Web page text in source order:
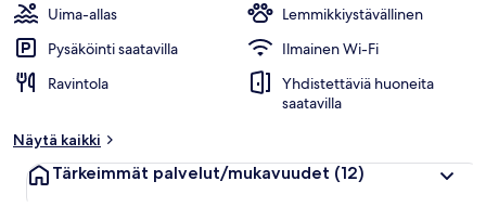
Uima-allas
Lemmikkiystävällinen
Pysäköinti saatavilla
Ilmainen Wi-Fi
Ravintola
Yhdistettäviä huoneita
saatavilla
Näytä kaikki
Tärkeimmät palvelut/mukavuudet (12)